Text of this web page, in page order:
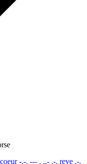
coeur -.-. --- . ..- .-. reve .-.